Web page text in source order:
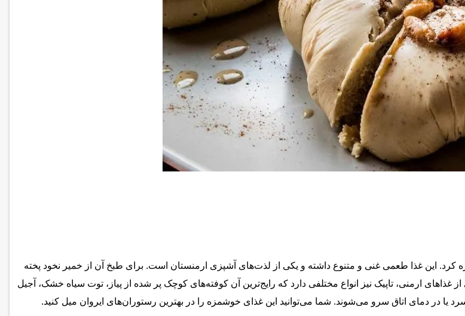
کرد. این غذا طعمی غنی و متنوع داشته و یکی از لذت‌های آشپزی ارمنستان است. برای طبخ آن از خمیر نخود پخته
غذاهای ارمنی، تاپیک نیز انواع مختلفی دارد که رایج‌ترین آن کوفته‌های کوچک پر شده از پیاز، توت سیاه خشک، آجیل
یا در دمای اتاق سرو می‌شوند. شما می‌توانید این غذای خوشمزه را در بهترین رستوران‌های ایروان میل کنید.